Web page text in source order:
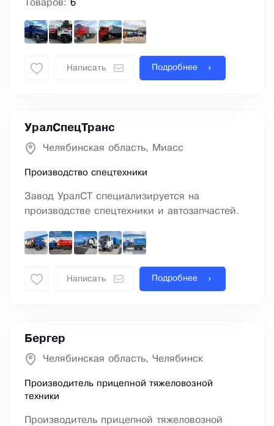
Товаров: 6
Написать Подробнее
УралСпецТранс
Челябинская область, Миасс
Производство спецтехники
Завод УралСТ специализируется на
производстве спецтехники и автозапчастей.
Написать Подробнее
Бергер
Челябинская область, Челябинск
Производитель прицепной тяжеловозной
техники
Производитель прицепной тяжеловозной